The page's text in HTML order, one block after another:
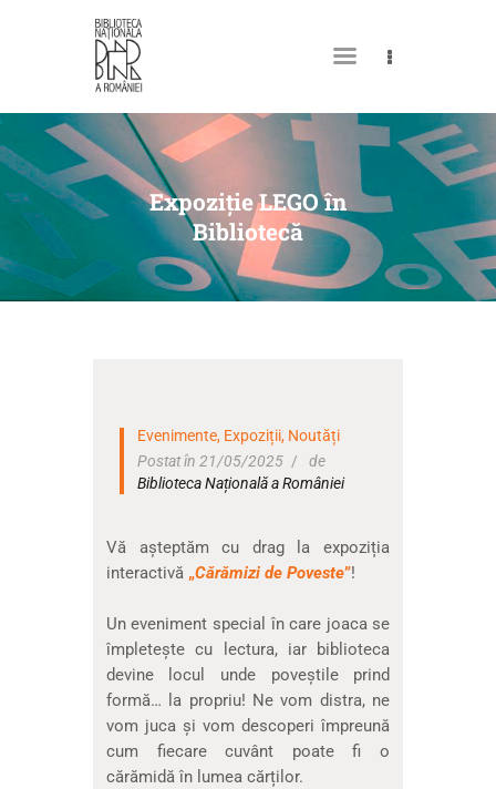
Expoziție LEGO în
Bibliotecă
DESPRE NOI
PERMISUL MEU DE
BIBLIOTECĂ
CATALOAGE ȘI COLECȚII
BIBLIOTECA DIGITALĂ
NOUTĂȚI
Evenimente, Expoziții, Noutăți
Postat în 21/05/2025
de
Biblioteca Națională a României
Vă așteptăm cu drag la expoziția
interactivă „Cărămizi de Poveste”!
Un eveniment special în care joaca se
împletește cu lectura, iar biblioteca
devine locul unde poveștile prind
formă… la propriu! Ne vom distra, ne
vom juca și vom descoperi împreună
cum fiecare cuvânt poate fi o
cărămidă în lumea cărților.